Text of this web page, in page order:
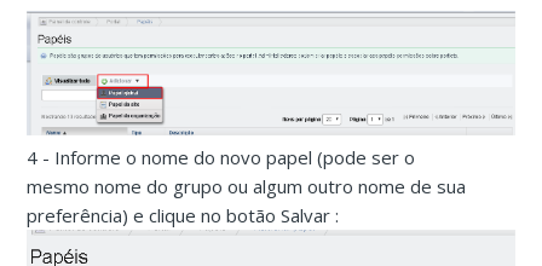
4 - Informe o nome do novo papel (pode ser o
mesmo nome do grupo ou algum outro nome de sua
preferência) e clique no botão Salvar :